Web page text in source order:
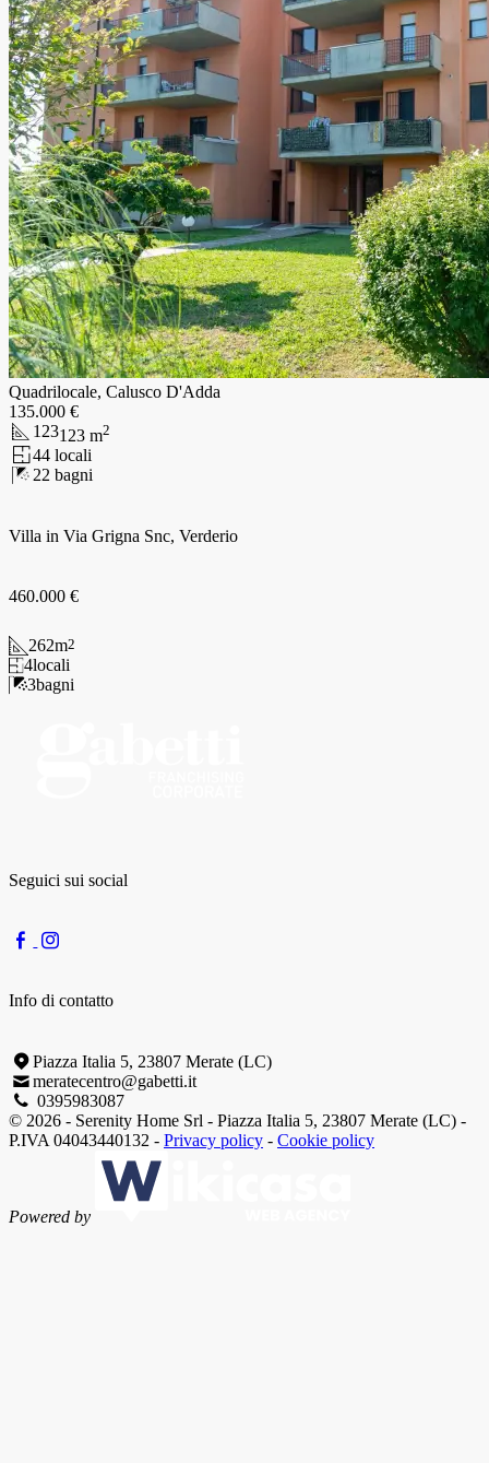
Quadrilocale, Calusco D'Adda
135.000 €
123123 m2
44 locali
22 bagni
Villa in Via Grigna Snc, Verderio
460.000 €
262m2
4locali
3bagni
Seguici sui social
Info di contatto
Piazza Italia 5, 23807 Merate (LC)
meratecentro@gabetti.it
0395983087
© 2026 - Serenity Home Srl - Piazza Italia 5, 23807 Merate (LC) -
P.IVA 04043440132 - Privacy policy - Cookie policy
Powered by